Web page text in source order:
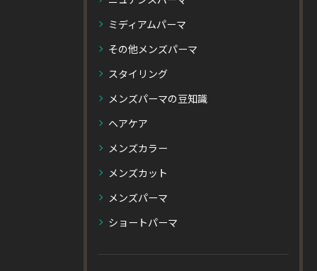
ミディアムパーマ
その他メンズパーマ
スタイリング
メンズパーマの豆知識
ヘアケア
メンズカラー
メンズカット
メンズパーマ
ショートパーマ